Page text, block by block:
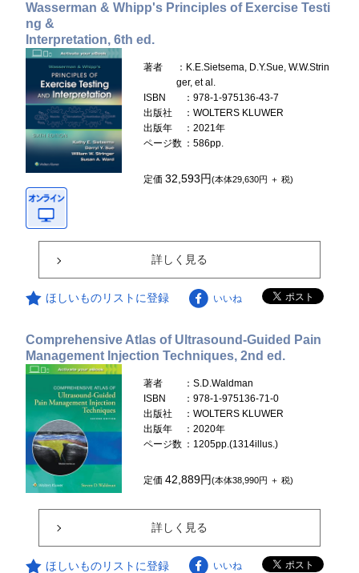
Wasserman & Whipp's Principles of Exercise Testi
ng &
Interpretation, 6th ed.
著者
：K.E.Sietsema, D.Y.Sue, W.W.Strin
ger, et al.
ISBN
：978-1-975136-43-7
出版社
：WOLTERS KLUWER
出版年
：2021年
ページ数 ：586pp.
定価32,593円(本体29,630円 ＋ 税)
詳しく見る
ほしいものリストに登録 いいね
Comprehensive Atlas of Ultrasound-Guided Pain
Management Injection Techniques, 2nd ed.
著者
：S.D.Waldman
ISBN
：978-1-975136-71-0
出版社
：WOLTERS KLUWER
出版年
：2020年
ページ数 ：1205pp.(1314illus.)
定価42,889円(本体38,990円 ＋ 税)
詳しく見る
ほしいものリストに登録 いいね